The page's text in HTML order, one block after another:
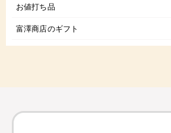
お値打ち品
富澤商店のギフト